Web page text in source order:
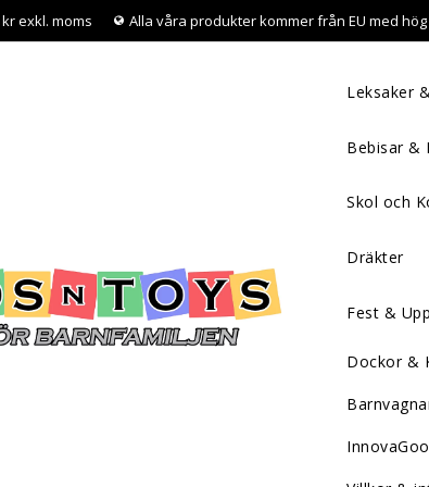
exkl. moms Alla våra produkter kommer från EU med
Leksaker
Bebisar &
Skol och
Dräkter
Fest &
Dockor &